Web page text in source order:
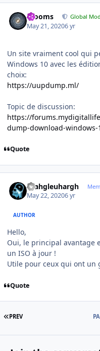
mooms Global
May 21, 20206 yr
Un site vraiment cool qui
Windows 10 avec les
choix:
https://uupdump.ml/
Topic de discussion:
https://
dump-download-
Quote
rhahgleuhargh
May 22, 20206 yr
AUTHOR
Hello,
Oui, le principal avantage
un ISO à jour !
Utile pour ceux qui ont un
Quote
FIRST PAGE
PREV